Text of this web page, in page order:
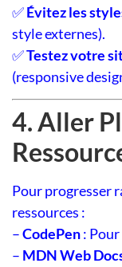
✅Évitez les
style externes).
✅Testez votre
(responsive
4. Aller
Pour progresser
ressources :
–CodePen:
– MDN Web